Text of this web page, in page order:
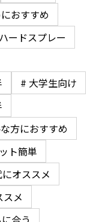
おすすめ
ードスプレー
# 大学生向け
方におすすめ
ト簡単
オススメ
メ